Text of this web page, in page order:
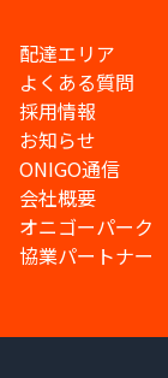
配達エリア
よくある質問
採用情報
お知らせ
ONIGO通信
会社概要
オニゴーパーク
協業パートナー